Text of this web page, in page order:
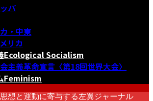
パ
・中東
リカ
Ecological Socialism
主義革命宣言〈第18回世界大会〉
Feminism
想と運動に寄与する左翼ジャーナル